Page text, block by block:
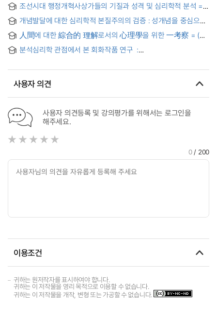
of the Life Experiences of Elderly Ex-prisoner : Focusing
on Critical Criminology and Freire's ‘Reading the World’
Perspectives
조선시대 행정개혁사상가들의 기질과 성격 및 심리학적 분석 =
of Administrative Reform Thinkers in the Joseon Dynasty
개념발달에 대한 심리학적 본질주의의 검증 : 성개념을 중심으로
人間에 대한 綜合的 理解로서의 心理學을 위한 一考察 = (A)
Human Beings
분석심리학 관점에서 본 회화작품 연구 :
사용자 의견
사용자 의견등록 및 강의평가를 위해서는 로그인을
해주세요.
0/ 200
이용조건
귀하는 원저작자를 표시하여야 합니다.
귀하는 이 저작물을 영리 목적으로 이용할 수 없습니다.
귀하는 이 저작물을 개작, 변형 또는 가공할 수 없습니다.